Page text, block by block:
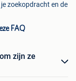
zoekopdracht en de
FAQ
zijn ze